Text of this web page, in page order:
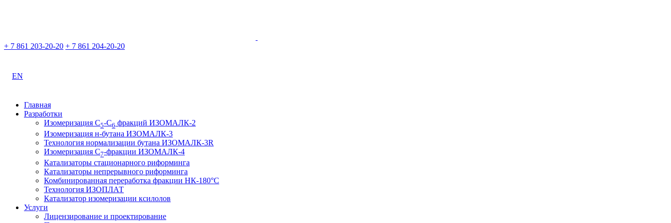
+ 7 861 203-20-20 + 7 861 204-20-20
EN
Главная
Разработки
Изомеризация С5-С6 фракций ИЗОМАЛК-2
Изомеризация н-бутана ИЗОМАЛК-3
Технология нормализации бутана ИЗОМАЛК-3R
Изомеризация С7-фракции ИЗОМАЛК-4
Катализаторы стационарного риформинга
Катализаторы непрерывного риформинга
Комбинированная переработка фракции НК-180°С
Технология ИЗОПЛАТ
Катализатор изомеризации ксилолов
Услуги
Лицензирование и проектирование